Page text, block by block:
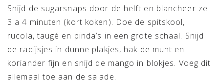
Snijd de sugarsnaps door de helft en blancheer ze
3 a 4 minuten (kort koken). Doe de spitskool,
rucola, taugé en pinda’s in een grote schaal. Snijd
de radijsjes in dunne plakjes, hak de munt en
koriander fijn en snijd de mango in blokjes. Voeg dit
allemaal toe aan de salade.